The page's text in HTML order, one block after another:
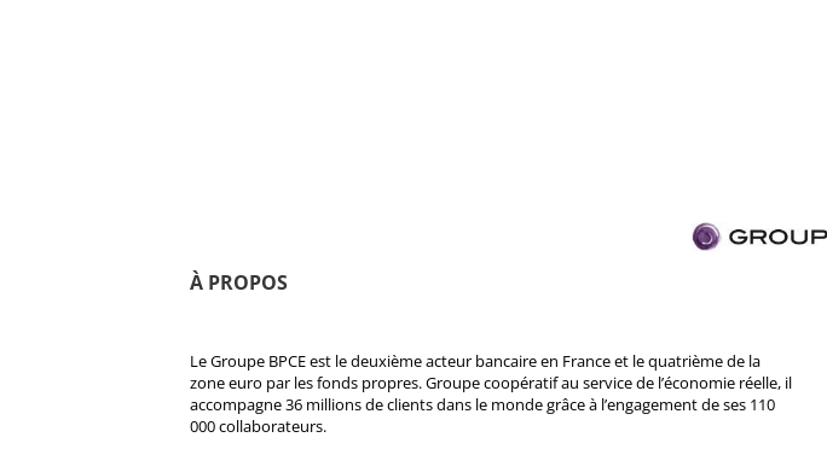
À PROPOS
Le Groupe BPCE est le deuxième acteur bancaire en France et le quatrième de la
zone euro par les fonds propres. Groupe coopératif au service de l’économie réelle, il
accompagne 36 millions de clients dans le monde grâce à l’engagement de ses 110
000 collaborateurs.